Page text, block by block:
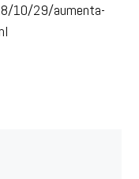
10/29/aumenta-